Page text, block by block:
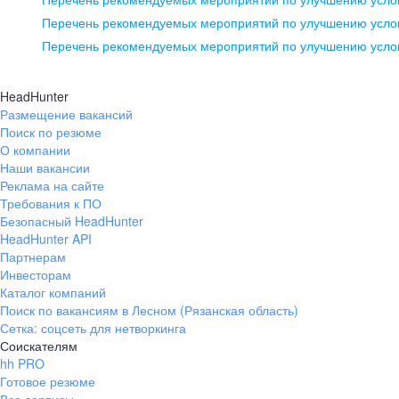
pr@ural.hh.ru
помещение 21
+7 383 207-94-64
pr@nsk.hh.ru
Перечень рекомендуемых мероприятий по улучшению
Перечень рекомендуемых мероприятий по улучшению
HeadHunter
Размещение вакансий
Поиск по резюме
О компании
Наши вакансии
Реклама на сайте
Требования к ПО
Безопасный HeadHunter
HeadHunter API
Партнерам
Инвесторам
Каталог компаний
Поиск по вакансиям в Лесном (Рязанская область)
Сетка: соцсеть для нетворкинга
Соискателям
hh PRO
Готовое резюме